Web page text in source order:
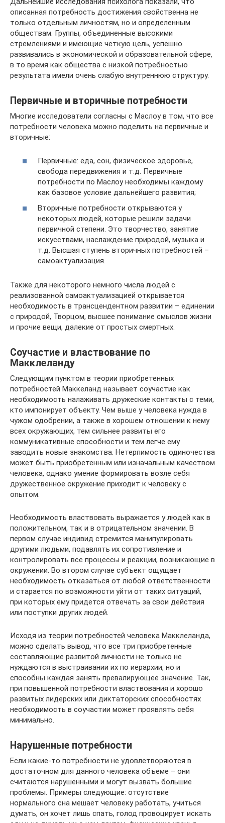
описанная потребность достижения свойственна не
только отдельным личностям, но и определенным
обществам. Группы, объединенные высокими
стремлениями и имеющие четкую цель, успешно
развивались в экономической и образовательной сфере,
в то время как общества с низкой потребностью
результата имели очень слабую внутреннюю структуру.
Первичные и вторичные потребности
Многие исследователи согласны с Маслоу в том, что все
потребности человека можно поделить на первичные и
вторичные:
Первичные: еда, сон, физическое здоровье,
свобода передвижения и т.д. Первичные
потребности по Маслоу необходимы каждому
как базовое условие дальнейшего развития;
Вторичные потребности открываются у
некоторых людей, которые решили задачи
первичной степени. Это творчество, занятие
искусствами, наслаждение природой, музыка и
т.д. Высшая ступень вторичных потребностей –
самоактуализация.
Также для некоторого немного числа людей с
реализованной самоактуализацией открывается
необходимость в трансцендентном развитии – единении
с природой, Творцом, высшее понимание смыслов жизни
и прочие вещи, далекие от простых смертных.
Соучастие и властвование по
Макклеланду
Следующим пунктом в теории приобретенных
потребностей Маккеланд называет соучастие как
необходимость налаживать дружеские контакты с теми,
кто импонирует объекту. Чем выше у человека нужда в
чужом одобрении, а также в хорошем отношении к нему
всех окружающих, тем сильнее развиты его
коммуникативные способности и тем легче ему
заводить новые знакомства. Нетерпимость одиночества
может быть приобретенным или изначальным качеством
человека, однако умение формировать возле себя
дружественное окружение приходит к человеку с
опытом.
Необходимость властвовать выражается у людей как в
положительном, так и в отрицательном значении. В
первом случае индивид стремится манипулировать
другими людьми, подавлять их сопротивление и
контролировать все процессы и реакции, возникающие в
окружении. Во втором случае субъект ощущает
необходимость отказаться от любой ответственности
и старается по возможности уйти от таких ситуаций,
при которых ему придется отвечать за свои действия
или поступки других людей.
Исходя из теории потребностей человека Макклеланда,
можно сделать вывод, что все три приобретенные
составляющие развитой личности не только не
нуждаются в выстраивании их по иерархии, но и
способны каждая занять превалирующее значение. Так,
при повышенной потребности властвования и хорошо
развитых лидерских или диктаторских способностях
необходимость в соучастии может проявлять себя
минимально.
Нарушенные потребности
Если какие-то потребности не удовлетворяются в
достаточном для данного человека объеме – они
считаются нарушенными и могут вызвать большие
проблемы. Примеры следующие: отсутствие
нормального сна мешает человеку работать, учиться
думать, он хочет лишь спать, голод провоцирует искать